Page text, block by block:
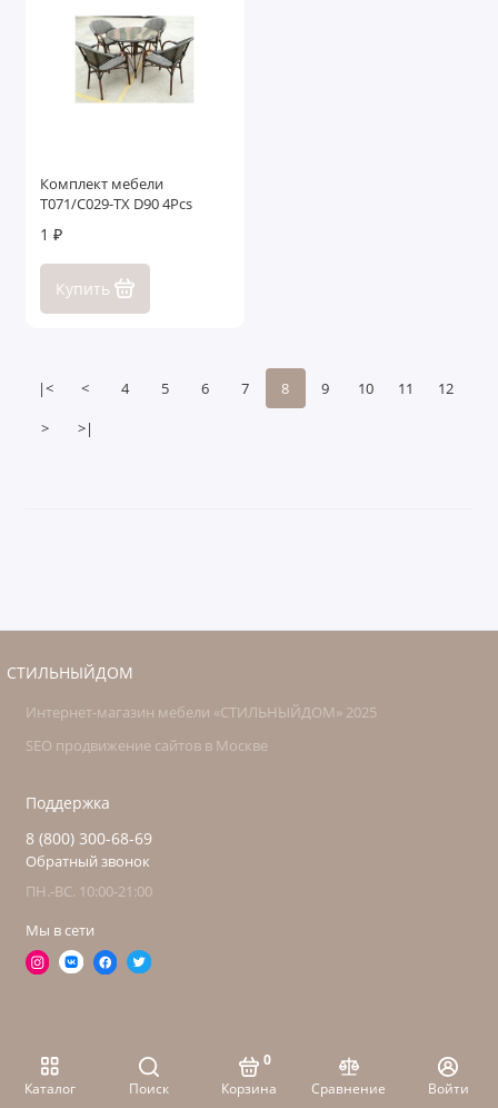
Каталог Поиск Корзина
0
Сравнение
Войти
Комплект мебели
T071/C029-TX D90 4Pcs
1 ₽
Купить
|< < 4 5 6 7 8 9 10 11 12
> >|
СТИЛЬНЫЙДОМ
Интернет-магазин мебели «СТИЛЬНЫЙДОМ» 2025
SEO продвижение сайтов в Москве
Поддержка
8 (800) 300-68-69
Обратный звонок
ПН.-ВС. 10:00-21:00
Мы в сети